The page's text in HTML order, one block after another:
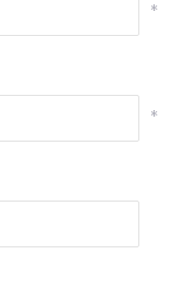
*
*